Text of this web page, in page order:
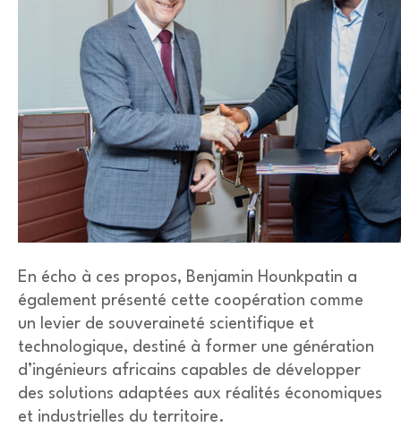
En écho à ces propos, Benjamin Hounkpatin a
également présenté cette coopération comme
un levier de souveraineté scientifique et
technologique, destiné à former une génération
d’ingénieurs africains capables de développer
des solutions adaptées aux réalités économiques
et industrielles du territoire.